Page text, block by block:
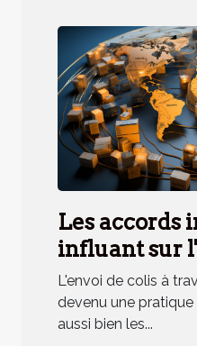
Les accords
influant sur
L'envoi de colis à
devenu une
aussi bien les...